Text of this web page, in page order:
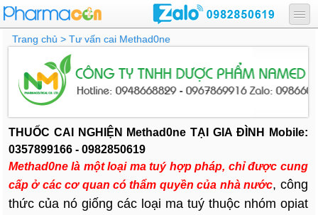
Trang chủ> Tư vấn cai Methad0ne
THUỐC CAI NGHIỆN Methad0ne TẠI GIA ĐÌNH Mobile:
0357899166 - 0982850619
Methad0ne là một loại ma tuý hợp pháp, chỉ được cung
cấp ở các cơ quan có thẩm quyền của nhà nước, công
thức của nó giống các loại ma tuý thuộc nhóm opiat